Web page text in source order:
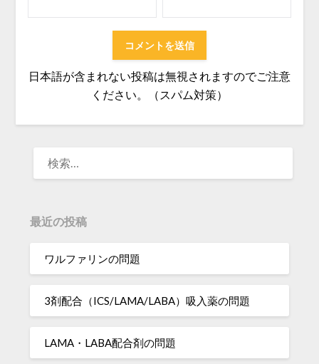
日本語が含まれない投稿は無視されますのでご注意
ください。（スパム対策）
最近の投稿
ワルファリンの問題
3剤配合（ICS/LAMA/LABA）吸入薬の問題
LAMA・LABA配合剤の問題